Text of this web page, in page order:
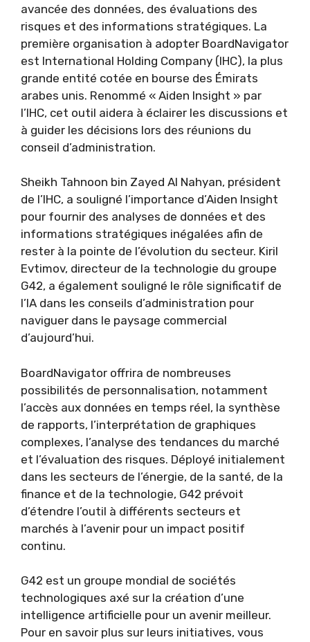
avancée des données, des évaluations des
risques et des informations stratégiques. La
première organisation à adopter BoardNavigator
est International Holding Company (IHC), la plus
grande entité cotée en bourse des Émirats
arabes unis. Renommé « Aiden Insight » par
l’IHC, cet outil aidera à éclairer les discussions et
à guider les décisions lors des réunions du
conseil d’administration.
Sheikh Tahnoon bin Zayed Al Nahyan, président
de l’IHC, a souligné l’importance d’Aiden Insight
pour fournir des analyses de données et des
informations stratégiques inégalées afin de
rester à la pointe de l’évolution du secteur. Kiril
Evtimov, directeur de la technologie du groupe
G42, a également souligné le rôle significatif de
l’IA dans les conseils d’administration pour
naviguer dans le paysage commercial
d’aujourd’hui.
BoardNavigator offrira de nombreuses
possibilités de personnalisation, notamment
l’accès aux données en temps réel, la synthèse
de rapports, l’interprétation de graphiques
complexes, l’analyse des tendances du marché
et l’évaluation des risques. Déployé initialement
dans les secteurs de l’énergie, de la santé, de la
finance et de la technologie, G42 prévoit
d’étendre l’outil à différents secteurs et
marchés à l’avenir pour un impact positif
continu.
G42 est un groupe mondial de sociétés
technologiques axé sur la création d’une
intelligence artificielle pour un avenir meilleur.
Pour en savoir plus sur leurs initiatives, vous